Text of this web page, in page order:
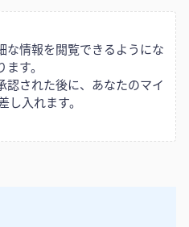
な情報を閲覧できるようにな
ます。
認された後に、あなたのマイ
し入れます。